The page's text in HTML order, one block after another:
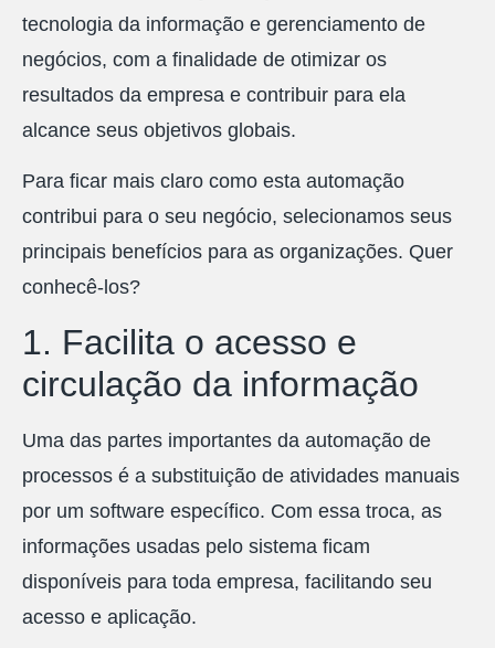
tecnologia da informação e gerenciamento de
negócios, com a finalidade de otimizar os
resultados da empresa e contribuir para ela
alcance seus objetivos globais.
Para ficar mais claro como esta automação
contribui para o seu negócio, selecionamos seus
principais benefícios para as organizações. Quer
conhecê-los?
1. Facilita o acesso e
circulação da informação
Uma das partes importantes da automação de
processos é a substituição de atividades manuais
por um software específico. Com essa troca, as
informações usadas pelo sistema ficam
disponíveis para toda empresa, facilitando seu
acesso e aplicação.